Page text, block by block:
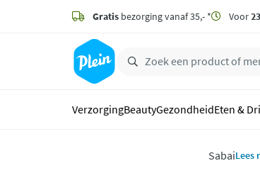
zoeken
hoofdinhoud
Gratis bezorging vanaf 35,- * Voor
VerzorgingBeautyGezondheidEten &
SabaiLees